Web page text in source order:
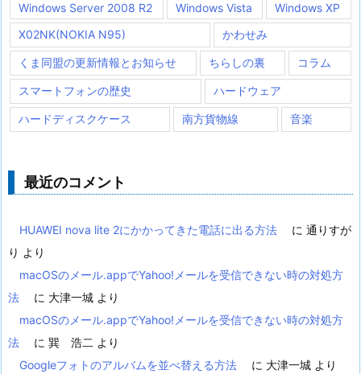
Windows Server 2008 R2
Windows Vista
Windows XP
X02NK(NOKIA N95)
かわせみ
くま同盟の更新情報とお知らせ ちらしの裏 コラム
スマートフォンの歴史 ハードウェア
ハードディスクケース 南方貨物線 音楽
最近のコメント
HUAWEI nova lite 2にかかってきた電話に出る方法 に 通りすが
り より
macOSのメール.appでYahoo!メールを受信できない時の対処方
法
に 大津一城 より
macOSのメール.appでYahoo!メールを受信できない時の対処方
法
に 巽 浩二 より
Googleフォトのアルバムを並べ替える方法
に 大津一城 より